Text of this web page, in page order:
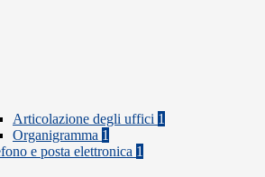
Articolazione degli uffici 1
Organigramma 1
e posta elettronica 1